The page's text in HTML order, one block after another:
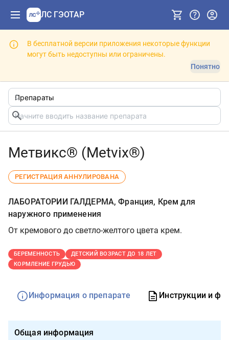
ЛС ГЭОТАР
В бесплатной версии приложения некоторые функции
могут быть недоступны или ограничены.
Понятно
Метвикс® (Metvix®)
РЕГИСТРАЦИЯ АННУЛИРОВАНА
ЛАБОРАТОРИИ ГАЛДЕРМА, Франция, Крем для
наружного применения
От кремового до светло-желтого цвета крем.
БЕРЕМЕННОСТЬ
ДЕТСКИЙ ВОЗРАСТ ДО 18 ЛЕТ
КОРМЛЕНИЕ ГРУДЬЮ
Информация о препарате Инструкции и
Общая информация